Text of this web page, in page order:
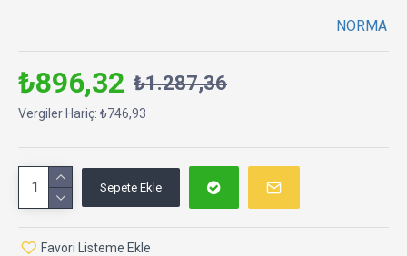
NORMA
₺896,32 ₺1.287,36
Vergiler Hariç: ₺746,93
Sepete Ekle
Favori Listeme Ekle